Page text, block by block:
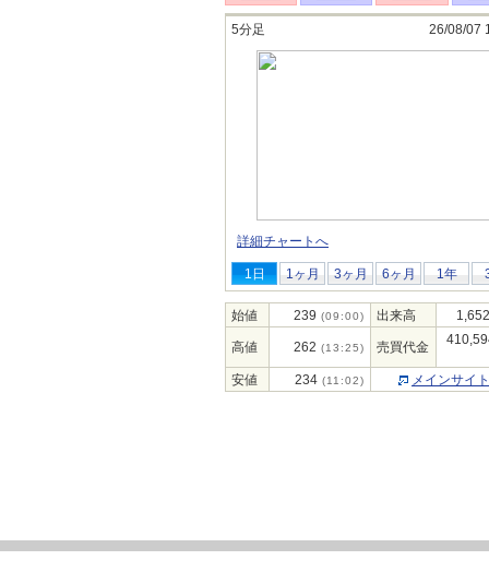
5分足 26/08/07
詳細チャートへ
1日 1ヶ月 3ヶ月 6ヶ月 1年
始値 239 (09:00) 出来高
高値 262 (13:25) 売買代金
安値 234 (11:02) メインサイ